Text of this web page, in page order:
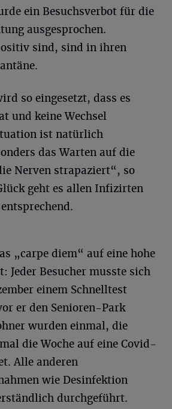
ein Besuchsverbot für die
ausgesprochen.
sind, sind in ihren
so eingesetzt, dass es
und keine Wechsel
ist natürlich
das Warten auf die
Nerven strapaziert“, so
geht es allen Infizirten
„carpe diem“ auf eine hohe
Jeder Besucher musste sich
einem Schnelltest
er den Senioren-Park
wurden einmal, die
die Woche auf eine Covid-
Alle anderen
wie Desinfektion
durchgeführt.